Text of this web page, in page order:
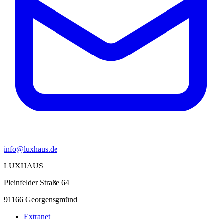
info@luxhaus.de
LUXHAUS
Pleinfelder Straße 64
91166 Georgensgmünd
Extranet